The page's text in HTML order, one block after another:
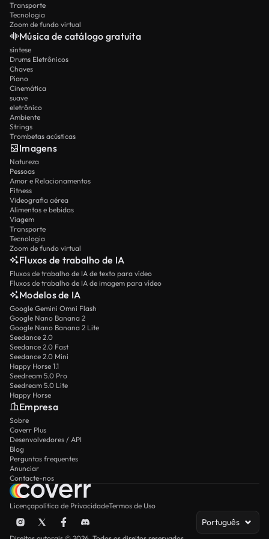
Transporte
Tecnologia
Zoom de fundo virtual
Música de catálogo gratuita
síntese
Drums Eletrônicos
Chaves
Piano
Cinemática
suave
eletrônico
Ambiente
Strings
Trombetas acústicas
Imagens
Natureza
Pessoas
Amor e Relacionamentos
Fitness
Videografia aérea
Alimentos e bebidas
Viagem
Transporte
Tecnologia
Zoom de fundo virtual
Fluxos de trabalho de IA
Fluxos de trabalho de IA de texto para vídeo
Fluxos de trabalho de IA de imagem para vídeo
Modelos de IA
Google Gemini Omni Flash
Google Nano Banana 2
Google Nano Banana 2 Lite
Seedance 2.0
Seedance 2.0 Fast
Seedance 2.0 Mini
Happy Horse 1.1
Seedream 5.0 Pro
Seedream 5.0 Lite
Happy Horse
Empresa
Sobre
Coverr Plus
Desenvolvedores / API
Blog
Perguntas frequentes
Anunciar
Contacte-nos
Licençapolítica de PrivacidadeTermos de Uso
Português